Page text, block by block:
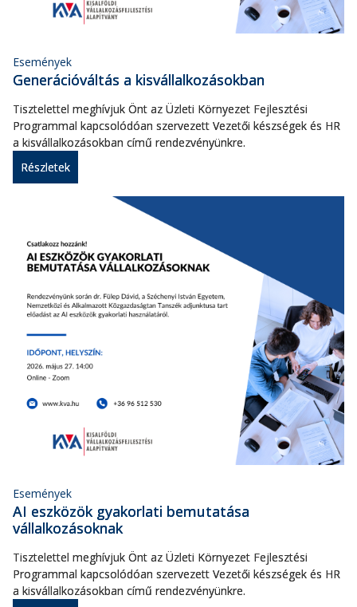
Események
Generációváltás a kisvállalkozásokban
Tisztelettel meghívjuk Önt az Üzleti Környezet Fejlesztési
Programmal kapcsolódóan szervezett Vezetői készségek és HR
a kisvállalkozásokban című rendezvényünkre.
Részletek
Események
AI eszközök gyakorlati bemutatása
vállalkozásoknak
Tisztelettel meghívjuk Önt az Üzleti Környezet Fejlesztési
Programmal kapcsolódóan szervezett Vezetői készségek és HR
a kisvállalkozásokban című rendezvényünkre.